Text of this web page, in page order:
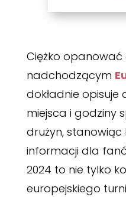
Ciężko opanować
nadchodzącym
dokładnie opisuje
miejsca i godziny
drużyn, stanowiąc
informacji dla
2024 to nie tylko
europejskiego